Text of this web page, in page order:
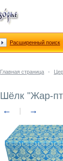
Главная страница -
Шёлк "Жар-
← →
Расширенный поиск